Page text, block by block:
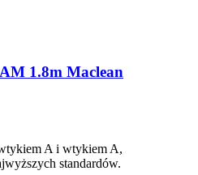
1.8m Maclean
A i wtykiem A,
standardów.